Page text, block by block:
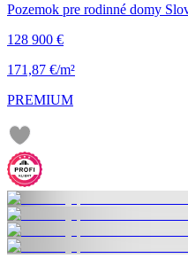
Pozemok pre rodinné domy
128 900 €
171,87 €/m²
PREMIUM